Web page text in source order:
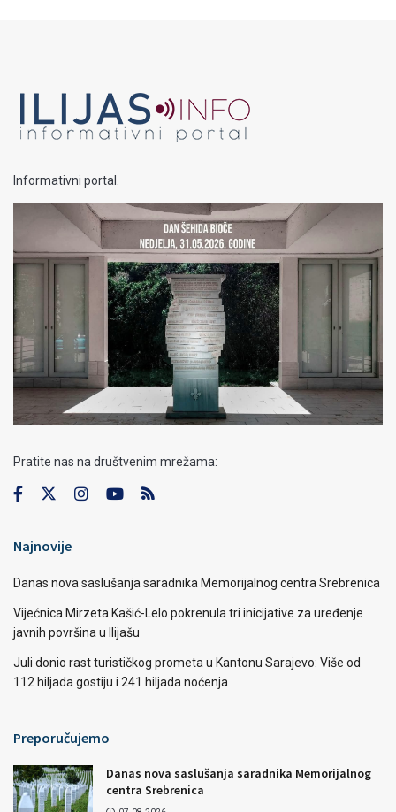
Informativni portal.
Pratite nas na društvenim mrežama:
Najnovije
Danas nova saslušanja saradnika Memorijalnog centra Srebrenica
Vijećnica Mirzeta Kašić-Lelo pokrenula tri inicijative za uređenje
javnih površina u Ilijašu
Juli donio rast turističkog prometa u Kantonu Sarajevo: Više od
112 hiljada gostiju i 241 hiljada noćenja
Preporučujemo
Danas nova saslušanja saradnika Memorijalnog
centra Srebrenica